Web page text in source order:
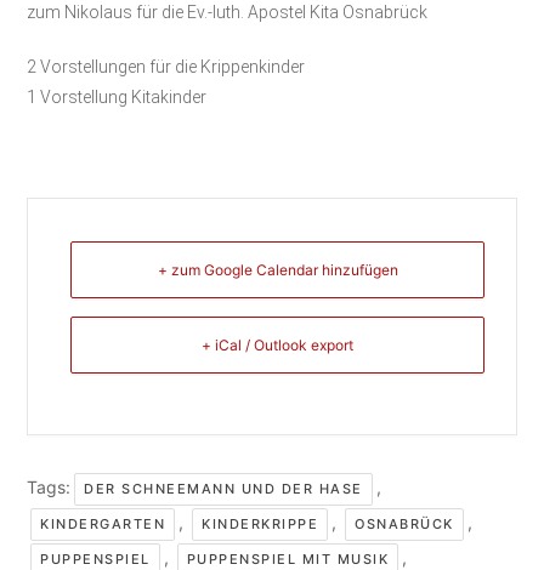
zum Nikolaus für die Ev.-luth. Apostel Kita Osnabrück
2 Vorstellungen für die Krippenkinder
1 Vorstellung Kitakinder
+ zum Google Calendar hinzufügen
+ iCal / Outlook export
Tags: DER SCHNEEMANN UND DER HASE ,
KINDERGARTEN , KINDERKRIPPE , OSNABRÜCK ,
PUPPENSPIEL , PUPPENSPIEL MIT MUSIK ,